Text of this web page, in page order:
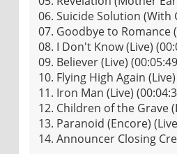
06. Suicide Solution (With
07. Goodbye to Romance
08. I Don't Know (Live)
09. Believer (Live)
10. Flying High Again
11. Iron Man (Live)
12. Children of the Grave
13. Paranoid (Encore)
14. Announcer Closing